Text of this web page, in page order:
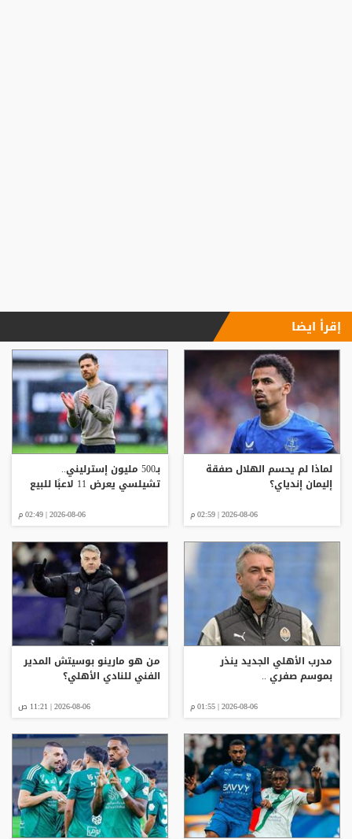
إقرأ ايضا
لماذا لم يحسم الهلال صفقة
إليمان إندياي؟
2026-08-06 | 02:59 م
بـ500 مليون إسترليني..
تشيلسي يعرض 11 لاعبًا للبيع
2026-08-06 | 02:49 م
مدرب الأهلي الجديد ينذر
بموسم صفري ..
2026-08-06 | 01:55 م
من هو مارينو بوسيتش المدير
الفني للنادي الأهلي؟
2026-08-06 | 11:21 ص